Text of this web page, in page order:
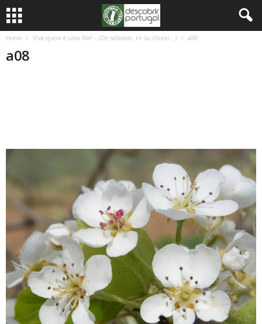
Home Viva quem é uma flor! – (De saborear, rir ou chorar…) a08
a08